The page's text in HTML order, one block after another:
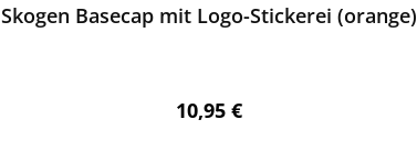
Skogen Basecap mit Logo-Stickerei (orange)
Regulärer Preis:
10,95 €